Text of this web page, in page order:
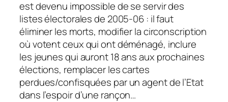
est devenu impossible de se servir des
listes électorales de 2005-06 : il faut
éliminer les morts, modifier la circonscription
où votent ceux qui ont déménagé, inclure
les jeunes qui auront 18 ans aux prochaines
élections, remplacer les cartes
perdues/confisquées par un agent de l’Etat
dans l’espoir d’une rançon…